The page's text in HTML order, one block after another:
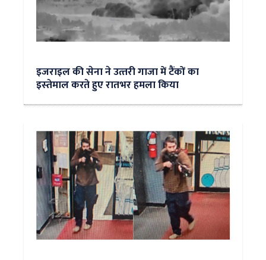
इजराइल की सेना ने उत्‍तरी गाजा में टैंकों का
इस्‍तेमाल करते हुए रातभर हमला किया